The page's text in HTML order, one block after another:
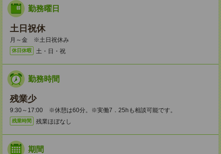
勤務曜日
土日祝休
月～金 ※土日祝休み
休日休暇 土・日・祝
勤務時間
残業少
9:30～17:00 ※休憩は60分。※実働7．25hも相談可能です。
残業時間 残業ほぼなし
期間